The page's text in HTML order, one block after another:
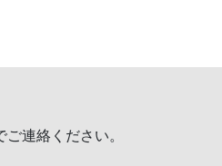
連絡ください。